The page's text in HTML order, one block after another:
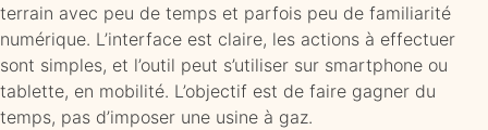
terrain avec peu de temps et parfois peu de familiarité
numérique. L’interface est claire, les actions à effectuer
sont simples, et l’outil peut s’utiliser sur smartphone ou
tablette, en mobilité. L’objectif est de faire gagner du
temps, pas d’imposer une usine à gaz.